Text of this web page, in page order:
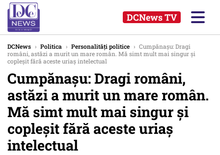
DCNews TV
DCNews › Politica › Personalități politice › Cumpănaşu: Dragi
români, astăzi a murit un mare român. Mă simt mult mai singur și
copleșit fără aceste uriaș intelectual
Cumpănaşu: Dragi români,
astăzi a murit un mare român.
Mă simt mult mai singur și
copleșit fără aceste uriaș
intelectual